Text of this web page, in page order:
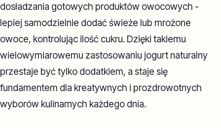
dosładzania gotowych produktów owocowych -
lepiej samodzielnie dodać świeże lub mrożone
owoce, kontrolując ilość cukru. Dzięki takiemu
wielowymiarowemu zastosowaniu jogurt naturalny
przestaje być tylko dodatkiem, a staje się
fundamentem dla kreatywnych i prozdrowotnych
wyborów kulinarnych każdego dnia.